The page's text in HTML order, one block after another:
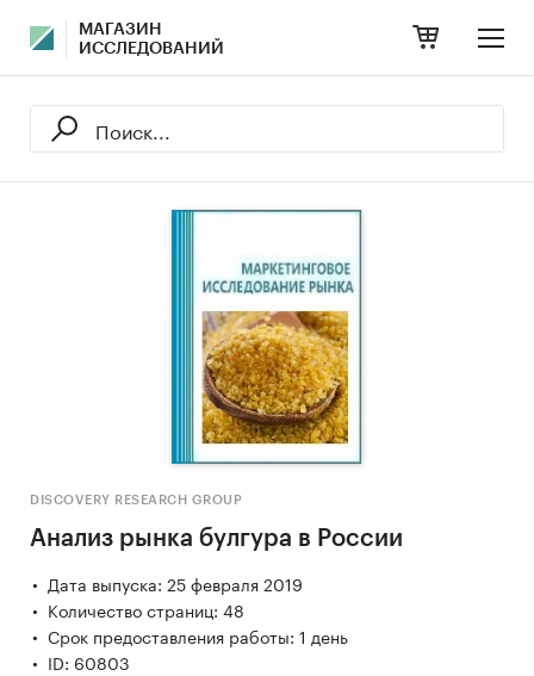
МАГАЗИН
ИССЛЕДОВАНИЙ
DISCOVERY RESEARCH GROUP
Анализ рынка булгура в России
Дата выпуска: 25 февраля 2019
Количество страниц: 48
Срок предоставления работы: 1 день
ID: 60803